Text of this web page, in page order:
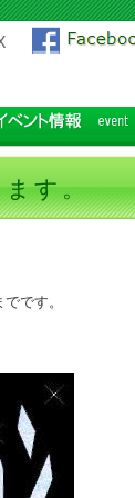
す。
です。